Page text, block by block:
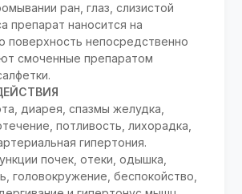
ран, глаз, слизистой
препарат наносится на
поверхность непосредственно
смоченные препаратом
диарея, спазмы желудка,
потливость, лихорадка,
гипертония.
почек, отеки, одышка,
головокружение, беспокойство,